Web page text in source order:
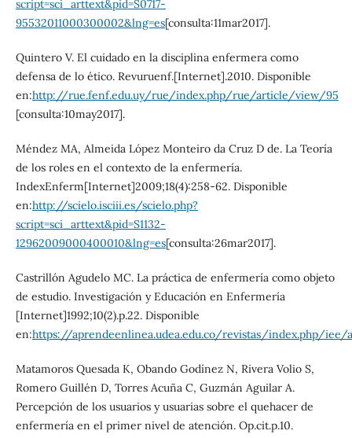
script=sci_arttext&pid=S0717-
95532011000300002&lng=es[consulta:11mar2017].
Quintero V. El cuidado en la disciplina enfermera como
defensa de lo ético. Revuruenf.[Internet].2010. Disponible
en:http://rue.fenf.edu.uy/rue/index.php/rue/article/view/95
[consulta:10may2017].
Méndez MA, Almeida López Monteiro da Cruz D de. La Teoría
de los roles en el contexto de la enfermería.
IndexEnferm[Internet]2009;18(4):258-62. Disponible
en:http://scielo.isciii.es/scielo.php?
script=sci_arttext&pid=S1132-
12962009000400010&lng=es[consulta:26mar2017].
Castrillón Agudelo MC. La práctica de enfermería como objeto
de estudio. Investigación y Educación en Enfermería
[Internet]1992;10(2).p.22. Disponible
en:https://aprendeenlinea.udea.edu.co/revistas/index.php/
Matamoros Quesada K, Obando Godínez N, Rivera Volio S,
Romero Guillén D, Torres Acuña C, Guzmán Aguilar A.
Percepción de los usuarios y usuarias sobre el quehacer de
enfermería en el primer nivel de atención. Op.cit.p.10.